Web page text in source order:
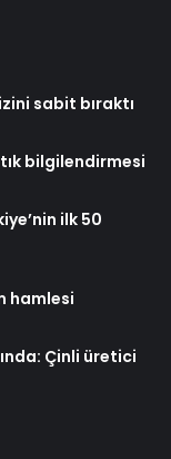
sabit bıraktı
bilgilendirmesi
ilk 50
hamlesi
Çinli üretici